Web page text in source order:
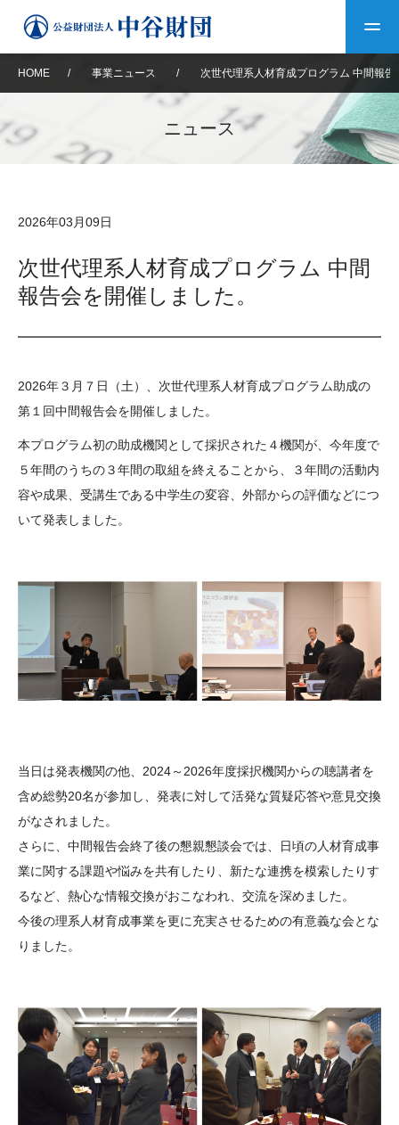
トップ
設立趣意書 財団概要
沿革 40年史デジタルブック
中谷財団40年史
役員・評議員 公開情報
年報一覧 中谷財団レポート
中谷財団事業紹介 中谷賞
神戸賞 長期大型研究助成
大学院生奨学金
国際学生交流プログラ
ム
科学教育振興助成・
次世代理系人材育成プ
中谷財団動画紹介
基本方針
アクセス よくあるご質問
サイトマップ 中谷財団アーカイブ
日本語 English
HOME / 事業ニュース / 次世代理系人材育成プログラム 中間報
ニュース
2026年03月09日
次世代理系人材育成プログラム 中間
報告会を開催しました。
2026年３月７日（土）、次世代理系人材育成プログラム助成の
第１回中間報告会を開催しました。
本プログラム初の助成機関として採択された４機関が、今年度で
５年間のうちの３年間の取組を終えることから、３年間の活動内
容や成果、受講生である中学生の変容、外部からの評価などにつ
いて発表しました。
当日は発表機関の他、2024～2026年度採択機関からの聴講者を
含め総勢20名が参加し、発表に対して活発な質疑応答や意見交換
がなされました。
さらに、中間報告会終了後の懇親懇談会では、日頃の人材育成事
業に関する課題や悩みを共有したり、新たな連携を模索したりす
るなど、熱心な情報交換がおこなわれ、交流を深めました。
今後の理系人材育成事業を更に充実させるための有意義な会とな
りました。